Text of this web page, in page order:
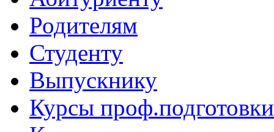
Родителям
Студенту
Выпускнику
Курсы проф.подготовки